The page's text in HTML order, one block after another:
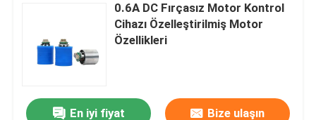
0.6A DC Fırçasız Motor Kontrol
Cihazı Özelleştirilmiş Motor
Özellikleri
En iyi fiyat Bize ulaşın